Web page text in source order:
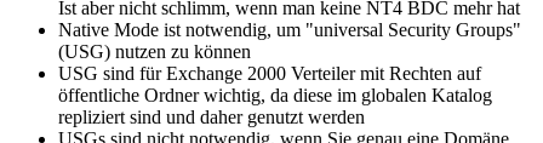
Ist aber nicht schlimm, wenn man keine NT4 BDC mehr hat
Native Mode ist notwendig, um "universal Security Groups"
(USG) nutzen zu können
USG sind für Exchange 2000 Verteiler mit Rechten auf
öffentliche Ordner wichtig, da diese im globalen Katalog
repliziert sind und daher genutzt werden
USGs sind nicht notwendig, wenn Sie genau eine Domäne